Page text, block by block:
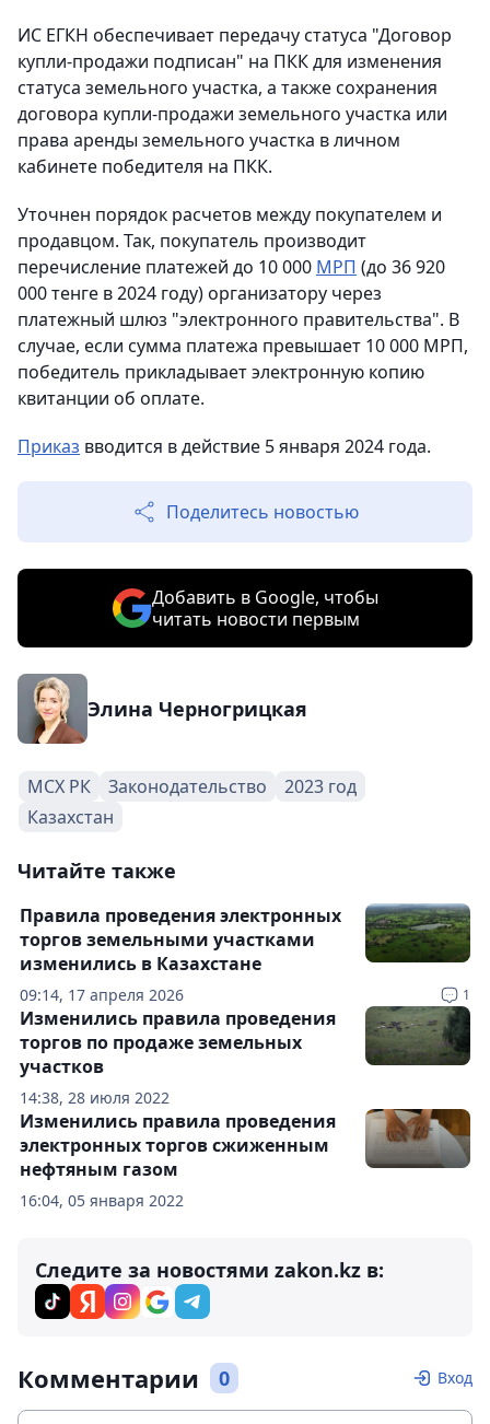
ИС ЕГКН обеспечивает передачу статуса "Договор
купли-продажи подписан" на ПКК для изменения
статуса земельного участка, а также сохранения
договора купли-продажи земельного участка или
права аренды земельного участка в личном
кабинете победителя на ПКК.
Уточнен порядок расчетов между покупателем и
продавцом. Так, покупатель производит
перечисление платежей до 10 000 МРП (до 36 920
000 тенге в 2024 году) организатору через
платежный шлюз "электронного правительства". В
случае, если сумма платежа превышает 10 000 МРП,
победитель прикладывает электронную копию
квитанции об оплате.
Приказ вводится в действие 5 января 2024 года.
Поделитесь новостью
Добавить в Google, чтобы
читать новости первым
Элина Черногрицкая
МСХ РК Законодательство
2023 год
Казахстан
Читайте также
09:14, 17 апреля 2026 1
Правила проведения электронных
торгов земельными участками
изменились в Казахстане
14:38, 28 июля 2022
Изменились правила проведения
торгов по продаже земельных
участков
16:04, 05 января 2022
Изменились правила проведения
электронных торгов сжиженным
нефтяным газом
Следите за новостями zakon.kz в:
Комментарии 0 Вход